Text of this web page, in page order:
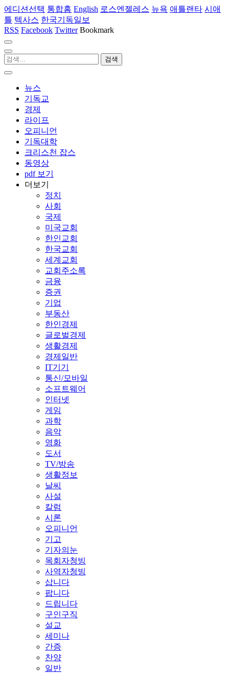
에디션선택 통합홈 English 로스엔젤레스 뉴욕 애틀랜타 시애
틀 텍사스 한국기독일보
RSS Facebook Twitter Bookmark
뉴스
기독교
경제
라이프
오피니언
기독대학
크리스천 잡스
동영상
pdf 보기
더보기
정치
사회
국제
미국교회
한인교회
한국교회
세계교회
교회주소록
금융
증권
기업
부동산
한인경제
글로벌경제
생활경제
경제일반
IT기기
통신/모바일
소프트웨어
인터넷
게임
과학
음악
영화
도서
TV/방송
생활정보
날씨
사설
칼럼
시론
오피니언
기고
기자의눈
목회자청빙
사역자청빙
삽니다
팝니다
드립니다
구인구직
설교
세미나
간증
찬양
일반